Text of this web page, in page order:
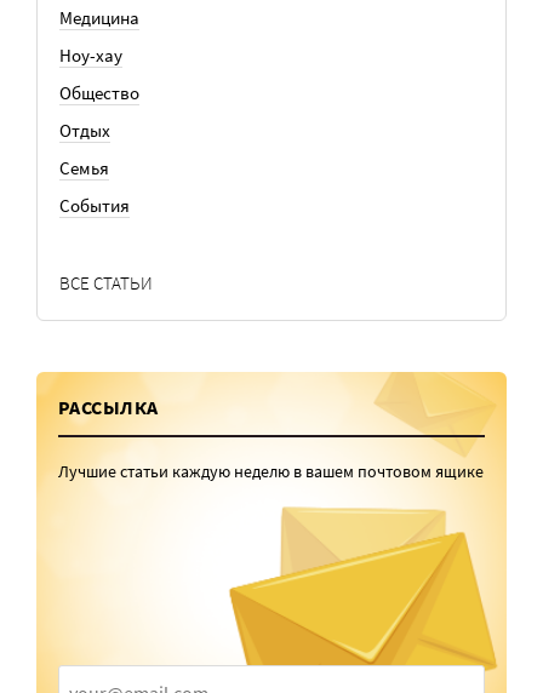
Медицина
Ноу-хау
Общество
Отдых
Семья
События
ВСЕ СТАТЬИ
РАССЫЛКА
Лучшие статьи каждую неделю в вашем почтовом ящике